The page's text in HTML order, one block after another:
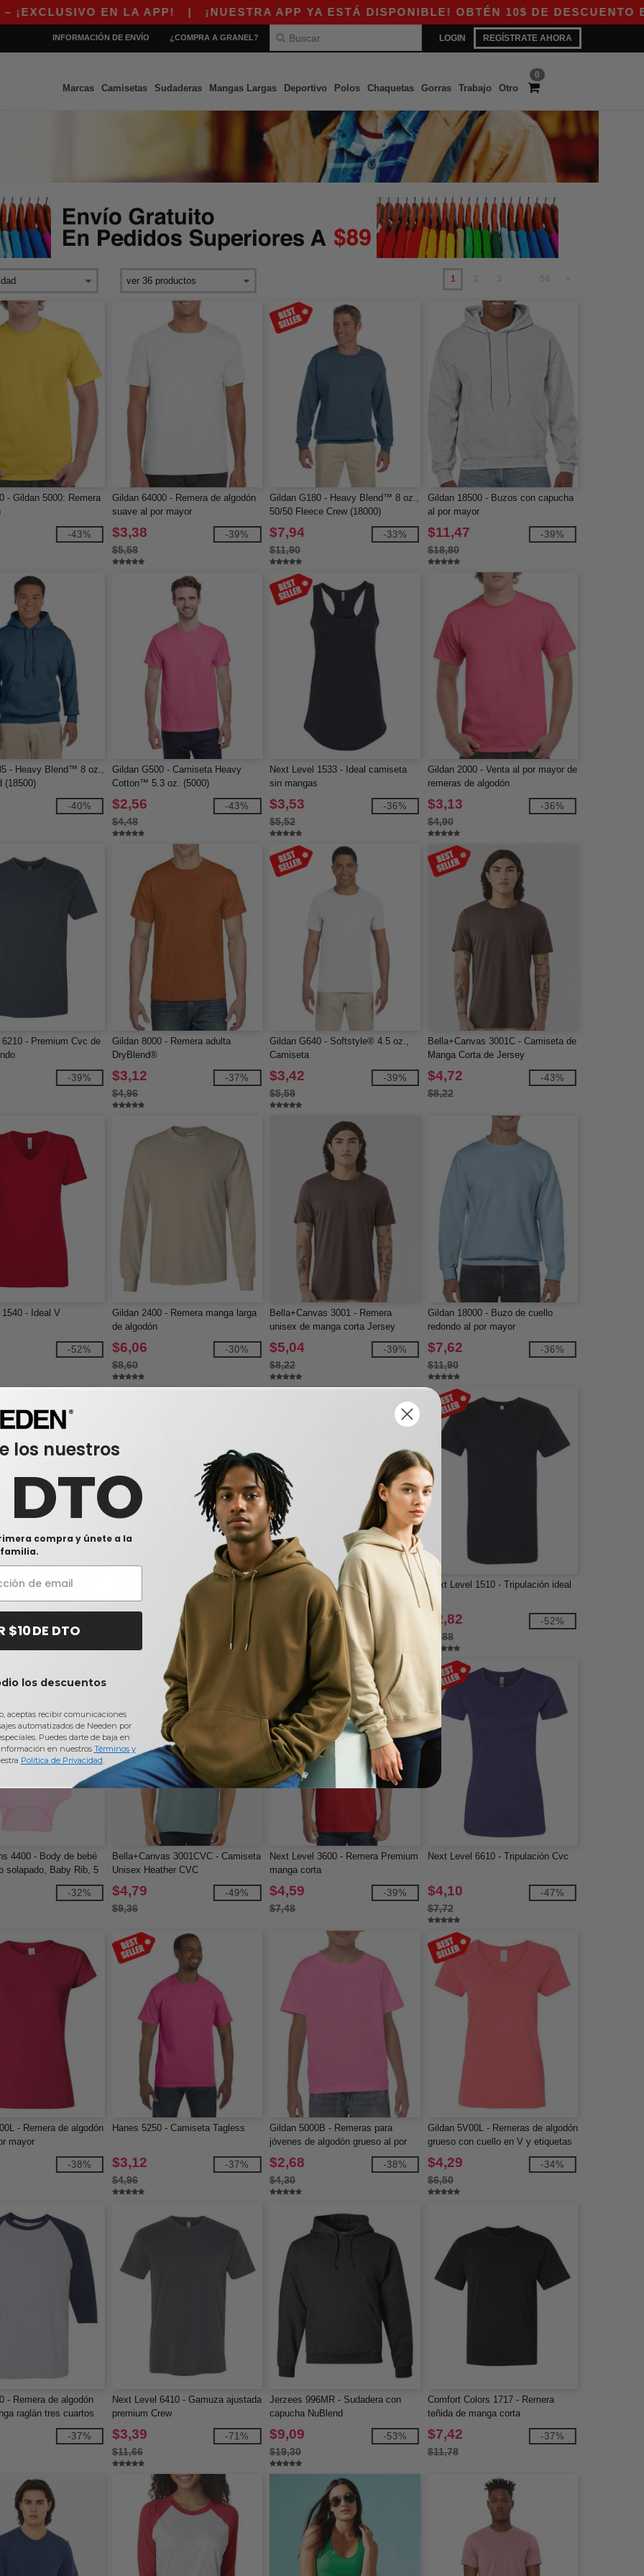
EN LA APP!| ¡NUESTRA APP YA ESTÁ DISPONIBLE! OBTÉN 10$ DE DESCUENTO EN
LOGIN REGÍSTRATE AHORA
INFORMACIÓN DE ENVÍO ¿COMPRA A GRANEL?
0
Marcas Camisetas Sudaderas Mangas Largas Deportivo Polos Chaquetas Gorras Trabajo Otro
1
- Gildan 5000: Remera
-43%
Gildan 64000 - Remera de algodón
suave al por mayor
$3,38
$5,58
-39%
Gildan G180 - Heavy Blend™ 8 oz.,
50/50 Fleece Crew (18000)
$7,94
$11,90
-33%
Gildan 18500 - Buzos con capucha
al por mayor
$11,47
$18,80
-39%
- Heavy Blend™ 8 oz.,
(18500)
-40%
Gildan G500 - Camiseta Heavy
Cotton™ 5.3 oz. (5000)
$2,56
$4,48
-43%
Next Level 1533 - Ideal camiseta
sin mangas
$3,53
$5,52
-36%
Gildan 2000 - Venta al por mayor de
remeras de algodón
$3,13
$4,90
-36%
6210 - Premium Cvc de
-39%
Gildan 8000 - Remera adulta
DryBlend®
$3,12
$4,96
-37%
Gildan G640 - Softstyle® 4.5 oz.,
Camiseta
$3,42
$5,58
-39%
Bella+Canvas 3001C - Camiseta de
Manga Corta de Jersey
$4,72
$8,22
-43%
- Ideal V
-52%
Gildan 2400 - Remera manga larga
de algodón
$6,06
$8,60
-30%
Bella+Canvas 3001 - Remera
unisex de manga corta Jersey
$5,04
$8,22
-39%
Gildan 18000 - Buzo de cuello
redondo al por mayor
$7,62
$11,90
-36%
- Camiseta DryBlend™
(8000)
Gildan 8800 - Remera Deportiva
Polo Jersey al por mayor
-36%
Gildan G510P - Camiseta para
niños pequeños de algodón pesado
Next Level 1510 - Tripulación ideal
$2,82
$5,88
-52%
4400 - Body de bebé
solapado, Baby Rib, 5
-32%
Bella+Canvas 3001CVC - Camiseta
Unisex Heather CVC
$4,79
$9,36
-49%
Next Level 3600 - Remera Premium
manga corta
$4,59
$7,48
-39%
Next Level 6610 - Tripulación Cvc
$4,10
$7,72
-47%
- Remera de algodón
mayor
-38%
Hanes 5250 - Camiseta Tagless
$3,12
$4,96
-37%
Gildan 5000B - Remeras para
jóvenes de algodón grueso al por
mayor
$2,68
$4,30
-38%
Gildan 5V00L - Remeras de algodón
grueso con cuello en V y etiquetas
fácil de remover al por mayor
$4,29
$6,50
-34%
- Remera de algodón
raglán tres cuartos
-37%
Next Level 6410 - Gamuza ajustada
premium Crew
$3,39
$11,66
-71%
Jerzees 996MR - Sudadera con
capucha NuBlend
$9,09
$19,30
-53%
Comfort Colors 1717 - Remera
teñida de manga corta
$7,42
$11,78
-37%
los nuestros
compra y únete a la
familia.
$10 DE DTO
los descuentos
aceptas recibir comunicaciones
automatizados de Needen por
Puedes darte de baja en
en nuestros Términos y
Política de Privacidad.